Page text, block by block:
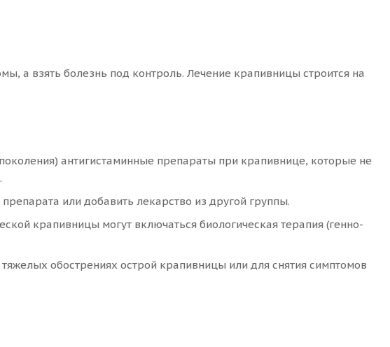
а взять болезнь под контроль. Лечение крапивницы строится на
антигистаминные препараты при крапивнице, которые не
или добавить лекарство из другой группы.
крапивницы могут включаться биологическая терапия (генно-
обострениях острой крапивницы или для снятия симптомов